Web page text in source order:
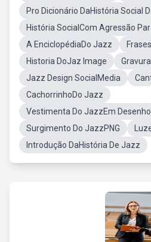
Pro Dicionário DaHistória Social
História SocialCom Agressão
A EnciclopédiaDo Jazz
Historia DoJaz Image
Jazz Design SocialMedia
CachorrinhoDo Jazz
Vestimenta Do JazzEm Desenho
Surgimento Do JazzPNG
Introdução DaHistória De Jazz